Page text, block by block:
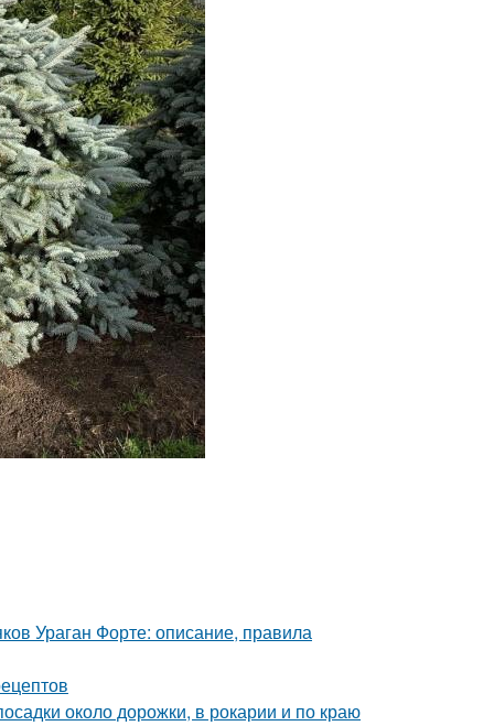
Ураган Форте: описание, правила
около дорожки, в рокарии и по краю